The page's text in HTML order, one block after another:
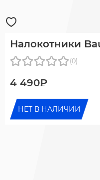
Налокотники
(0)
4 490₽
НЕТ В НАЛИЧИИ